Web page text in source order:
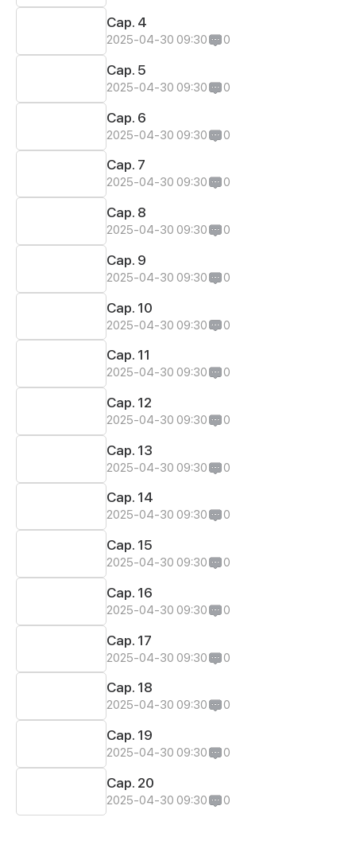
Cap. 4
2025-04-30 09:30 0
Cap. 5
2025-04-30 09:30 0
Cap. 6
2025-04-30 09:30 0
Cap. 7
2025-04-30 09:30 0
Cap. 8
2025-04-30 09:30 0
Cap. 9
2025-04-30 09:30 0
Cap. 10
2025-04-30 09:30 0
Cap. 11
2025-04-30 09:30 0
Cap. 12
2025-04-30 09:30 0
Cap. 13
2025-04-30 09:30 0
Cap. 14
2025-04-30 09:30 0
Cap. 15
2025-04-30 09:30 0
Cap. 16
2025-04-30 09:30 0
Cap. 17
2025-04-30 09:30 0
Cap. 18
2025-04-30 09:30 0
Cap. 19
2025-04-30 09:30 0
Cap. 20
2025-04-30 09:30 0